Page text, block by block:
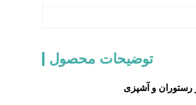
توضیحات محصول
رستوران و آشپزی